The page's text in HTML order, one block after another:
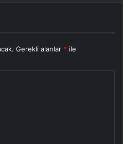
Gerekli alanlar * ile